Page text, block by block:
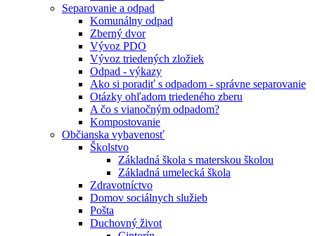
Separovanie a odpad
Komunálny odpad
Zberný dvor
Vývoz PDO
Vývoz triedených zložiek
Odpad - výkazy
Ako si poradiť s odpadom - správne separovanie
Otázky ohľadom triedeného zberu
A čo s vianočným odpadom?
Kompostovanie
Občianska vybavenosť
Školstvo
Základná škola s materskou školou
Základná umelecká škola
Zdravotníctvo
Domov sociálnych služieb
Pošta
Duchovný život